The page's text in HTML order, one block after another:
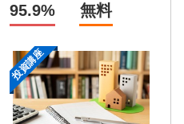
95.9% 無料
投資講座